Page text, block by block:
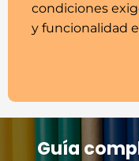
condiciones
y funcionalidad
Guía